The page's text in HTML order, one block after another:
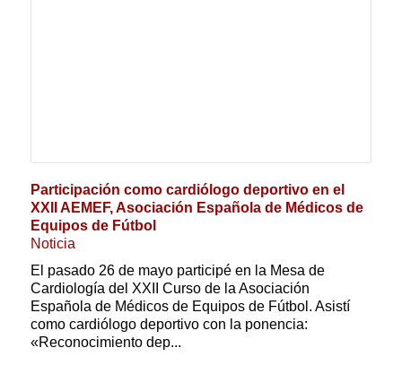
Participación como cardiólogo deportivo en el
XXII AEMEF, Asociación Española de Médicos de
Equipos de Fútbol
Noticia
El pasado 26 de mayo participé en la Mesa de
Cardiología del XXII Curso de la Asociación
Española de Médicos de Equipos de Fútbol. Asistí
como cardiólogo deportivo con la ponencia:
«Reconocimiento dep...